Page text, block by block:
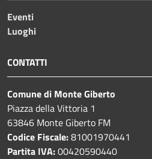
Eventi
Luoghi
CONTATTI
Comune di Monte Giberto
Piazza della Vittoria 1
63846 Monte Giberto FM
Codice Fiscale:81001970441
Partita IVA:00420590440